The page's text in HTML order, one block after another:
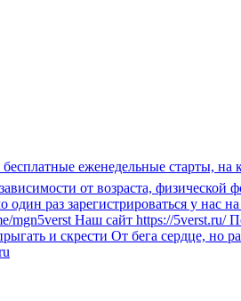
еженедельные старты,
от возраста, физической
раз зарегистрироваться у нас на
mgn5verst Наш сайт https://5verst.ru/
и скрести От бега сердце, но